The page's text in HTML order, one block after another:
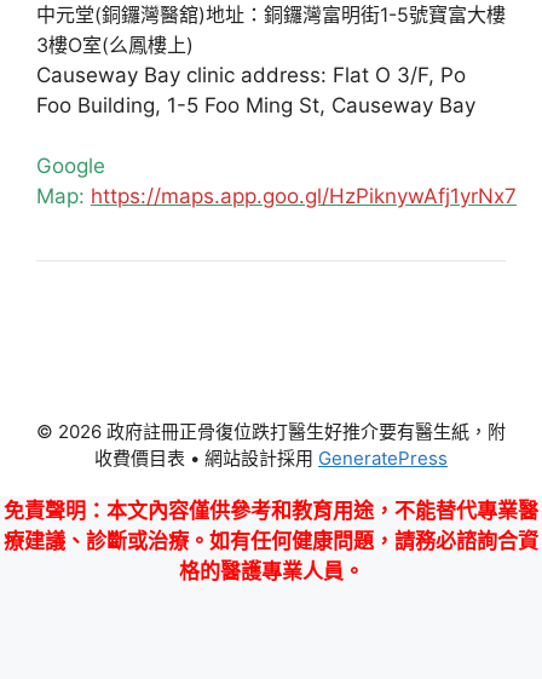
中元堂(銅鑼灣醫舘)地址：銅鑼灣富明街1-5號寶富大樓
3樓O室(么鳳樓上)
Causeway Bay clinic address: Flat O 3/F, Po
Foo Building, 1-5 Foo Ming St, Causeway Bay
Google
Map: https://maps.app.goo.gl/HzPiknywAfj1yrNx7
© 2026 政府註冊正骨復位跌打醫生好推介要有醫生紙，附
收費價目表 • 網站設計採用 GeneratePress
免責聲明 ：本文內容僅供參考和教育用途，不能替代專業醫
療建議、診斷或治療。如有任何健康問題，請務必諮詢合資
格的醫護專業人員。